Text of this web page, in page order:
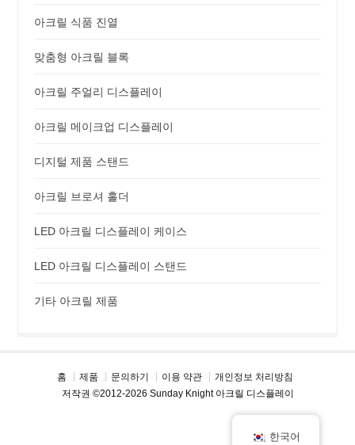
아크릴 식품 진열
맞춤형 아크릴 블록
아크릴 주얼리 디스플레이
아크릴 메이크업 디스플레이
디지털 제품 스탠드
아크릴 브로셔 홀더
LED 아크릴 디스플레이 케이스
LED 아크릴 디스플레이 스탠드
기타 아크릴 제품
홈 제품 문의하기 이용 약관
개인정보 처리방침
저작권 ©2012-2026 Sunday Knight 아크릴 디스플레이
한국어